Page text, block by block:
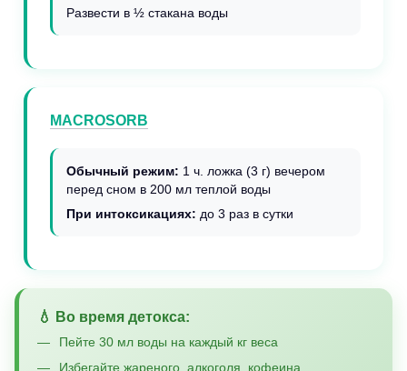
Развести в ½ стакана воды
MACROSORB
Обычный режим: 1 ч. ложка (3 г) вечером
перед сном в 200 мл теплой воды
При интоксикациях: до 3 раз в сутки
💧 Во время детокса:
Пейте 30 мл воды на каждый кг веса
Избегайте жареного, алкоголя, кофеина